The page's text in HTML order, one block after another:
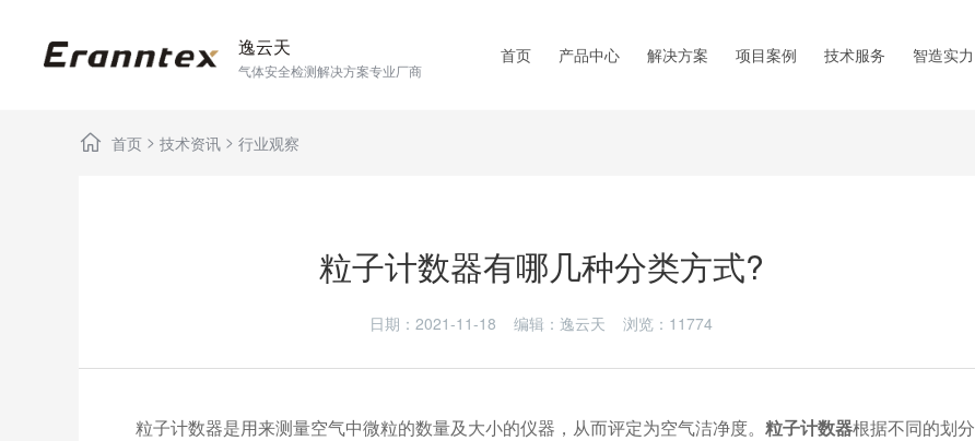
逸云天
气体安全检测解决方案专业厂商
首页 产品中心 解决方案 项目案例 技术服务 智造实力
首页 > 技术资讯 > 行业观察
粒子计数器有哪几种分类方式?
日期：2021-11-18 编辑：逸云天 浏览： 11774
粒子计数器是用来测量空气中微粒的数量及大小的仪器，从而评定为空气洁净度。 粒子计数器根据不同的划分